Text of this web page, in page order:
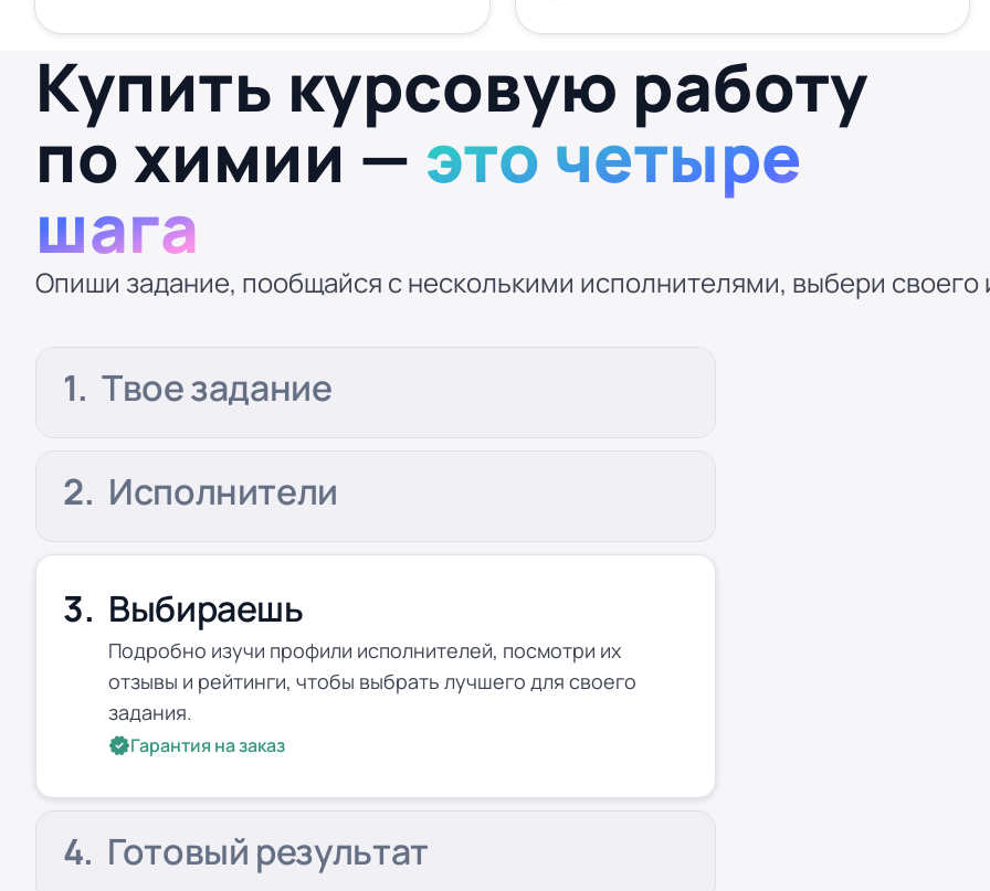
Купить курсовую работу
по химии — это четыре
шага
Опиши задание, пообщайся с несколькими исполнителями, выбери своего
Твое задание
Исполнители
Выбираешь
Подробно изучи профили исполнителей, посмотри их
отзывы и рейтинги, чтобы выбрать лучшего для своего
задания.
Гарантия на заказ
Готовый результат